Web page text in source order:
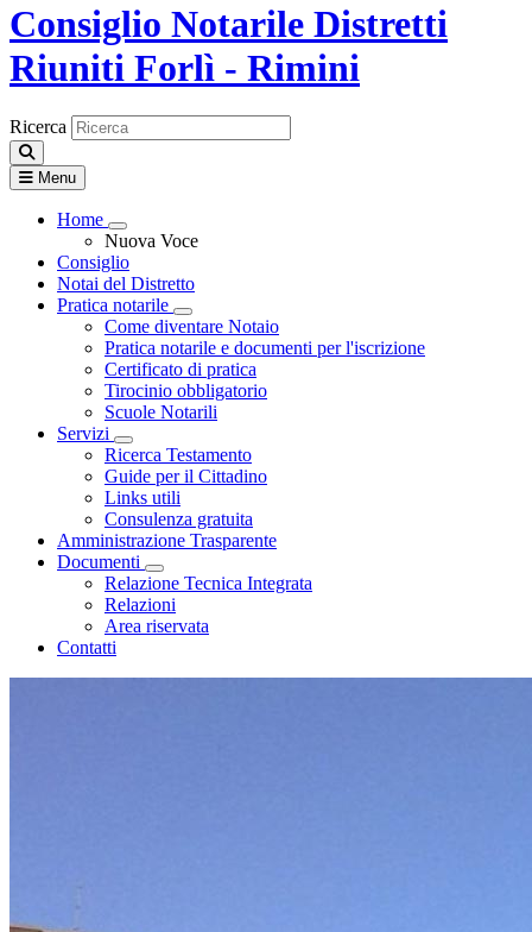
Consiglio Notarile Distretti
Riuniti Forlì - Rimini
Ricerca
Menu
Home
Visualizza menù di secondo livello
Nuova Voce
Consiglio
Notai del Distretto
Pratica notarile
Visualizza menù di secondo livello
Come diventare Notaio
Pratica notarile e documenti per l'iscrizione
Certificato di pratica
Tirocinio obbligatorio
Scuole Notarili
Servizi
Visualizza menù di secondo livello
Ricerca Testamento
Guide per il Cittadino
Links utili
Consulenza gratuita
Amministrazione Trasparente
Documenti
Visualizza menù di secondo livello
Relazione Tecnica Integrata
Relazioni
Area riservata
Contatti